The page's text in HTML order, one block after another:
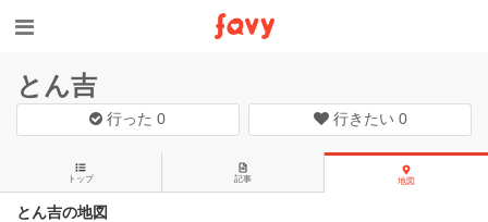
とん吉
行った0 行きたい 0
トップ 記事 地図
とん吉の地図